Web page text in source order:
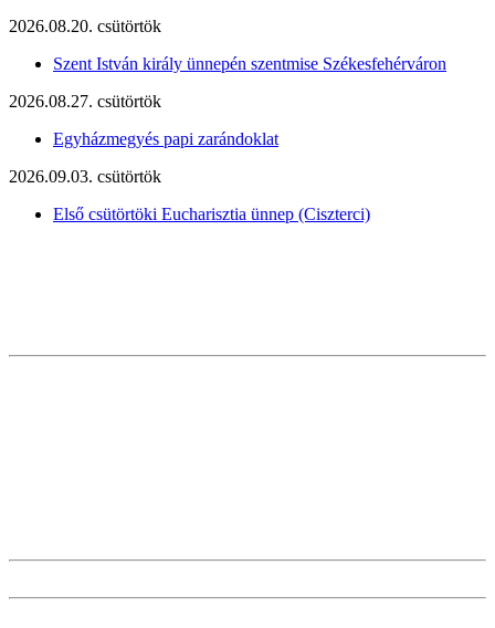
2026.08.20. csütörtök
Szent István király ünnepén szentmise Székesfehérváron
2026.08.27. csütörtök
Egyházmegyés papi zarándoklat
2026.09.03. csütörtök
Első csütörtöki Eucharisztia ünnep (Ciszterci)